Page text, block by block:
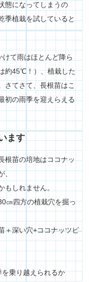
態になってしまうの
季植栽を試していると
て雨はほとんど降ら
約45℃！）、植栽した
さてさて、長根苗はこ
初の雨季を迎えらえる
ます
根苗の培地はココナッ
、
しれません。
㎝四方の植栽穴を掘っ
＋深い穴+ココナッツピ
乗り越えられるか